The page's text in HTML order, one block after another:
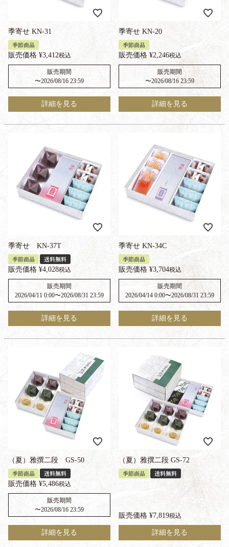
季寄せ KN-31
季節商品
販売価格 ¥3,412税込
販売期間
〜2026/08/16 23:59
詳細を見る
季寄せ KN-20
季節商品
販売価格 ¥2,246税込
販売期間
〜2026/08/16 23:59
詳細を見る
季寄せ KN-37T
季節商品 送料無料
販売価格 ¥4,028税込
販売期間
2026/04/11 0:00〜2026/08/31 23:59
詳細を見る
季寄せ KN-34C
季節商品
販売価格 ¥3,704税込
販売期間
2026/04/14 0:00〜2026/08/31 23:59
詳細を見る
（夏）雅撰二段 GS-50
季節商品 送料無料
販売価格 ¥5,486税込
販売期間
〜2026/08/16 23:59
詳細を見る
（夏）雅撰二段 GS-72
季節商品 送料無料
販売価格 ¥7,819税込
詳細を見る